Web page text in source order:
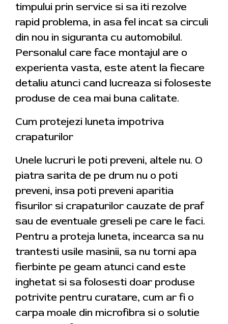
timpului prin service si sa iti rezolve
rapid problema, in asa fel incat sa circuli
din nou in siguranta cu automobilul.
Personalul care face montajul are o
experienta vasta, este atent la fiecare
detaliu atunci cand lucreaza si foloseste
produse de cea mai buna calitate.
Cum protejezi luneta impotriva
crapaturilor
Unele lucruri le poti preveni, altele nu. O
piatra sarita de pe drum nu o poti
preveni, insa poti preveni aparitia
fisurilor si crapaturilor cauzate de praf
sau de eventuale greseli pe care le faci.
Pentru a proteja luneta, incearca sa nu
trantesti usile masinii, sa nu torni apa
fierbinte pe geam atunci cand este
inghetat si sa folosesti doar produse
potrivite pentru curatare, cum ar fi o
carpa moale din microfibra si o solutie